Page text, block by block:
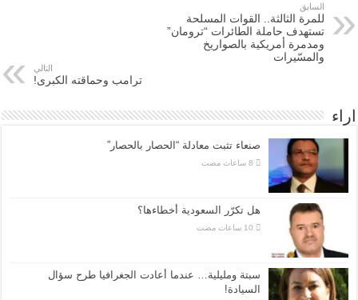
السابق
للمرة الثالثة.. القوات المسلحة
تستهدف حاملة الطائرات “ترومان”
ومدمرة أمريكية بالصواريخ
والمسّيرات
التالي
ترامب وحماقته الكبرى!
اراء
صنعاء تثبت معادلة “الحصار بالحصار”
هل تكرّر السعودية أخطاءها؟
سبتة ومليلية… عندما أعادت الجغرافيا طرح سؤال
السيادة!